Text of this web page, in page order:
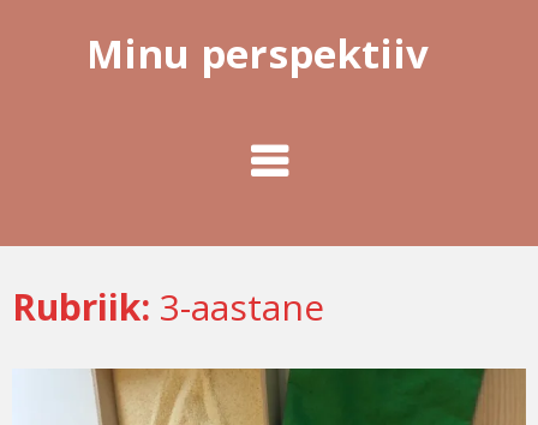
Minu perspektiiv
Rubriik: 3-aastane